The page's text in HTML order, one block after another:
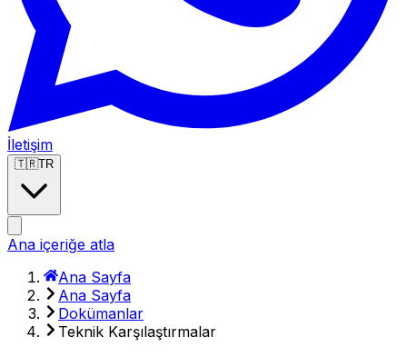
İletişim
🇹🇷TR
Ana içeriğe atla
Ana Sayfa
Ana Sayfa
Dokümanlar
Teknik Karşılaştırmalar